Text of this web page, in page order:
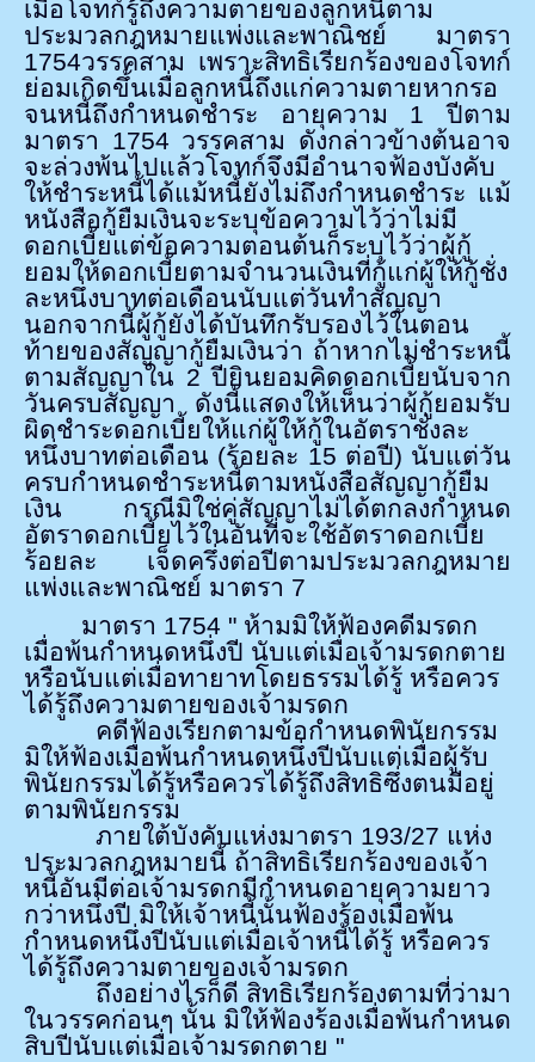
เมื่อโจทก์รู้ถึงความตายของลูกหนี้ตาม
ประมวลกฎหมายแพ่งและพาณิชย์ มาตรา
1754วรรคสาม เพราะสิทธิเรียกร้องของโจทก์
ย่อมเกิดขึ้นเมื่อลูกหนี้ถึงแก่ความตายหากรอ
จนหนี้ถึงกำหนดชำระ อายุความ 1ปีตาม
มาตรา 1754 วรรคสาม ดังกล่าวข้างต้นอาจ
จะล่วงพ้นไปแล้วโจทก์จึงมีอำนาจฟ้องบังคับ
ให้ชำระหนี้ได้แม้หนี้ยังไม่ถึงกำหนดชำระ แม้
หนังสือกู้ยืมเงินจะระบุข้อความไว้ว่าไม่มี
ดอกเบี้ยแต่ข้อความตอนต้นก็ระบุไว้ว่าผู้กู้
ยอมให้ดอกเบี้ยตามจำนวนเงินที่กู้แก่ผู้ให้กู้ชั่ง
ละหนึ่งบาทต่อเดือนนับแต่วันทำสัญญา
นอกจากนี้ผู้กู้ยังได้บันทึกรับรองไว้ในตอน
ท้ายของสัญญากู้ยืมเงินว่า ถ้าหากไม่ชำระหนี้
ตามสัญญาใน 2ปียินยอมคิดดอกเบี้ยนับจาก
วันครบสัญญา ดังนี้แสดงให้เห็นว่าผู้กู้ยอมรับ
ผิดชำระดอกเบี้ยให้แก่ผู้ให้กู้ในอัตราชั่งละ
หนึ่งบาทต่อเดือน (ร้อยละ 15 ต่อปี) นับแต่วัน
ครบกำหนดชำระหนี้ตามหนังสือสัญญากู้ยืม
เงิน กรณีมิใช่คู่สัญญาไม่ได้ตกลงกำหนด
อัตราดอกเบี้ยไว้ในอันที่จะใช้อัตราดอกเบี้ย
ร้อยละ เจ็ดครึ่งต่อปีตามประมวลกฎหมาย
แพ่งและพาณิชย์ มาตรา 7
มาตรา 1754 " ห้ามมิให้ฟ้องคดีมรดก
เมื่อพ้นกำหนดหนึ่งปี นับแต่เมื่อเจ้ามรดกตาย
หรือนับแต่เมื่อทายาทโดยธรรมได้รู้ หรือควร
ได้รู้ถึงความตายของเจ้ามรดก
คดีฟ้องเรียกตามข้อกำหนดพินัยกรรม
มิให้ฟ้องเมื่อพ้นกำหนดหนึ่งปีนับแต่เมื่อผู้รับ
พินัยกรรมได้รู้หรือควรได้รู้ถึงสิทธิซึ่งตนมีอยู่
ตามพินัยกรรม
ภายใต้บังคับแห่งมาตรา 193/27 แห่ง
ประมวลกฎหมายนี้ ถ้าสิทธิเรียกร้องของเจ้า
หนี้อันมีต่อเจ้ามรดกมีกำหนดอายุความยาว
กว่าหนึ่งปี มิให้เจ้าหนี้นั้นฟ้องร้องเมื่อพ้น
กำหนดหนึ่งปีนับแต่เมื่อเจ้าหนี้ได้รู้ หรือควร
ได้รู้ถึงความตายของเจ้ามรดก
ถึงอย่างไรก็ดี สิทธิเรียกร้องตามที่ว่ามา
ในวรรคก่อนๆ นั้น มิให้ฟ้องร้องเมื่อพ้นกำหนด
สิบปีนับแต่เมื่อเจ้ามรดกตาย "